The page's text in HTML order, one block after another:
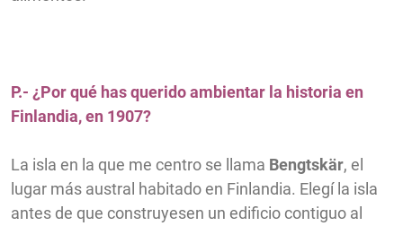
P.- ¿Por qué has querido ambientar la historia en
Finlandia, en 1907?
La isla en la que me centro se llama Bengtskär, el
lugar más austral habitado en Finlandia. Elegí la isla
antes de que construyesen un edificio contiguo al